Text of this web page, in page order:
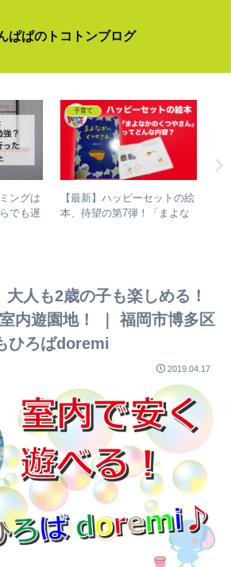
ぱぱのトコトンブログ
で作
内に動
プログラミング
【Day 31～Day 40】
#100DaysOfCodeでプログラ
大人も2歳の子も楽しめる！
内遊園地！ ｜ 福岡市博多区
ひろばdoremi
2019.04.17